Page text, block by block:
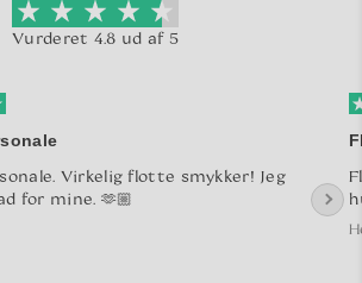
Vurderet 4.8 ud af 5
Virkelig flotte smykker! Jeg
for mine. 🫶🏼